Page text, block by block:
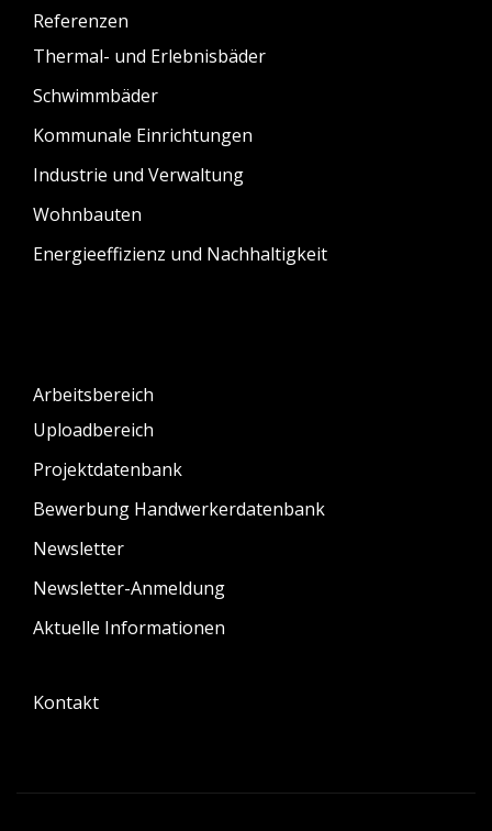
Referenzen
Thermal- und Erlebnisbäder
Schwimmbäder
Kommunale Einrichtungen
Industrie und Verwaltung
Wohnbauten
Energieeffizienz und Nachhaltigkeit
Arbeitsbereich
Uploadbereich
Projektdatenbank
Bewerbung Handwerkerdatenbank
Newsletter
Newsletter-Anmeldung
Aktuelle Informationen
Kontakt